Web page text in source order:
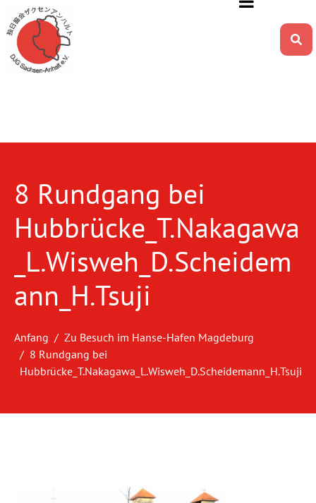
8 Rundgang bei
Hubbrücke_T.Nakagawa
_L.Wisweh_D.Scheidem
ann_H.Tsuji
Anfang
Zu Besuch im Hanse-Hafen Magdeburg
8 Rundgang bei
Hubbrücke_T.Nakagawa_L.Wisweh_D.Scheidemann_H.Tsuji